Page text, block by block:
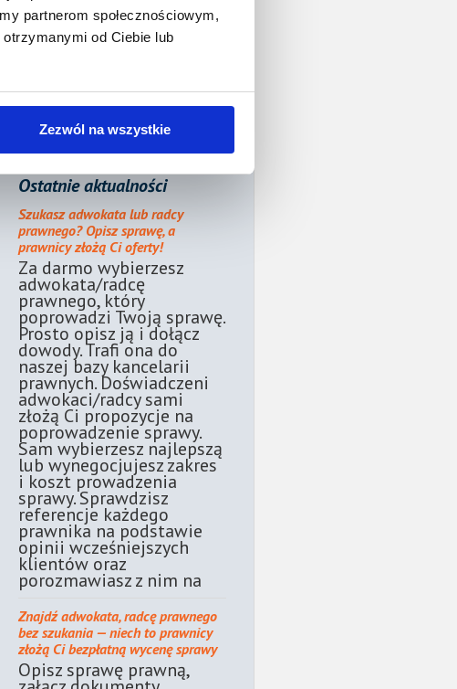
partnerom społecznościowym,
od Ciebie lub
Zezwól na wszystkie
Ostatnie aktualności
Szukasz adwokata lub radcy
prawnego? Opisz sprawę, a
prawnicy złożą Ci oferty!
Za darmo wybierzesz
adwokata/radcę
prawnego, który
poprowadzi Twoją sprawę.
Prosto opisz ją i dołącz
dowody. Trafi ona do
naszej bazy kancelarii
prawnych. Doświadczeni
adwokaci/radcy sami
złożą Ci propozycje na
poprowadzenie sprawy.
Sam wybierzesz najlepszą
lub wynegocjujesz zakres
i koszt prowadzenia
sprawy. Sprawdzisz
referencje każdego
prawnika na podstawie
opinii wcześniejszych
klientów oraz
porozmawiasz z nim na
Znajdź adwokata, radcę prawnego
bez szukania — niech to prawnicy
złożą Ci bezpłatną wycenę sprawy
Opisz sprawę prawną,